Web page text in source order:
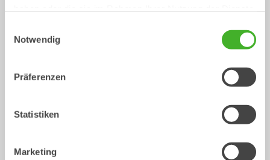
Notwendig
Präferenzen
Statistiken
Marketing
Mechanische Anbauwerkzeuge Mechanische Anbauwerkzeuge
2-33Tonnen